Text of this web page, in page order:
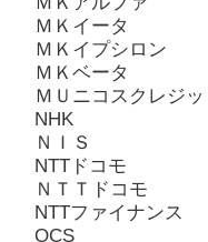
ＭＫイータ
ＭＫイプシロン
ＭＫベータ
ＭＵニコスクレジッ
NHK
ＮＩＳ
NTTドコモ
ＮＴＴドコモ
NTTファイナンス
OCS